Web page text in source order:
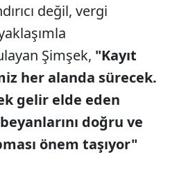
değil, vergi
Şimşek, "Kayıt
her alanda sürecek.
gelir elde eden
doğru ve
önem taşıyor"